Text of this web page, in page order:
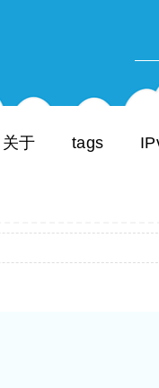
关于 tags